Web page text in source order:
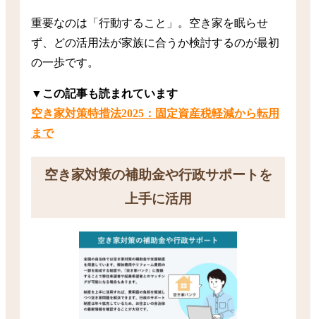
重要なのは「行動すること」。空き家を眠らせ
ず、どの活用法が家族に合うか検討するのが最初
の一歩です。
▼この記事も読まれています
空き家対策特措法2025：固定資産税軽減から転用
まで
空き家対策の補助金や行政サポートを
上手に活用